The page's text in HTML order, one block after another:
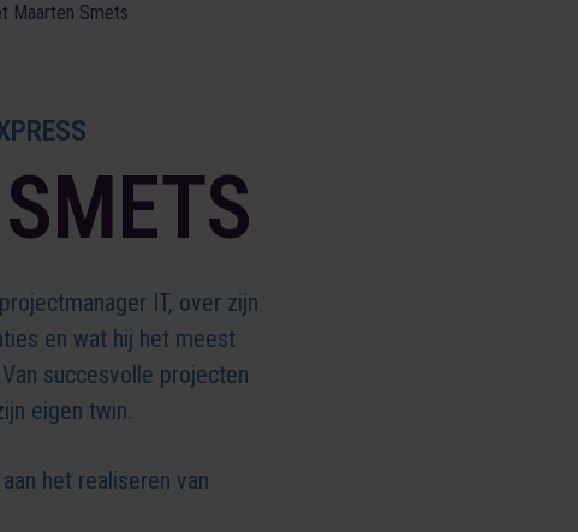
Maarten Smets
IT, over zijn
en wat hij het meest
succesvolle projecten
eigen twin.
het realiseren van